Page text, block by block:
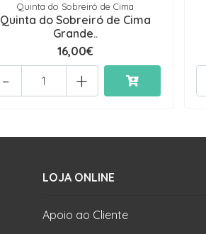
Quinta do Sobreiró de Cima
Quinta do Sobreiró de Cima
Grande..
16,00€
+
-
LOJA ONLINE
Apoio ao Cliente